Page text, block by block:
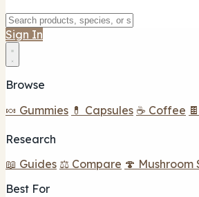
Sign In
Browse
🍬 Gummies 💊 Capsules ☕ Coffee
Research
📖 Guides ⚖️ Compare 🍄 Mushroom
Best For